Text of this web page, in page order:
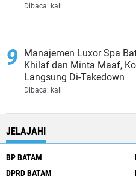
Dibaca: kali
Manajemen Luxor Spa
Khilaf dan Minta Maaf,
Langsung Di-Takedown
Dibaca: kali
JELAJAHI
BP BATAM
DPRD BATAM